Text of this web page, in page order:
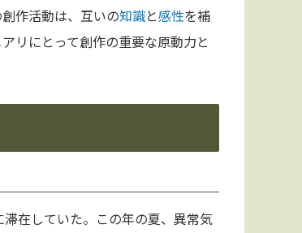
作活動は、互いの知識と感性を補
リにとって創作の重要な原動力と
滞在していた。この年の夏、異常気